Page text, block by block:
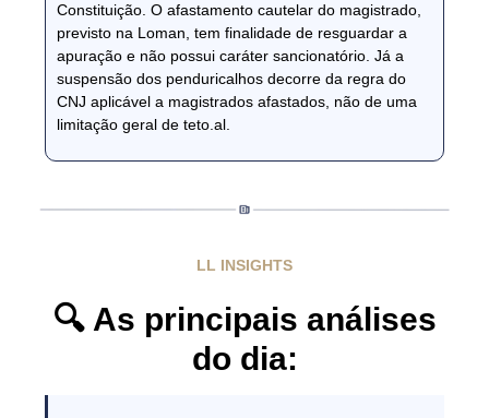
Constituição. O afastamento cautelar do magistrado,
previsto na Loman, tem finalidade de resguardar a
apuração e não possui caráter sancionatório. Já a
suspensão dos penduricalhos decorre da regra do
CNJ aplicável a magistrados afastados, não de uma
limitação geral de teto.al.
LL INSIGHTS
🔍 As principais análises
do dia: